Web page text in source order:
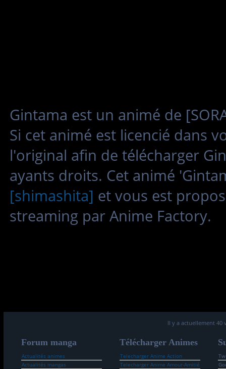
Gintama est un animé de
Si cet animé est licencié dans
l'original afin de télécharger
ayants droits. Cet animé
[shimashita] et vous est
streaming par Anime Factory.
Il y a actuellement 40
Forum manga
Actualités animes
Actualités mangas
Télécharger Animes
Telecharger Anime Action
Telecharger Anime Amour-Amitié